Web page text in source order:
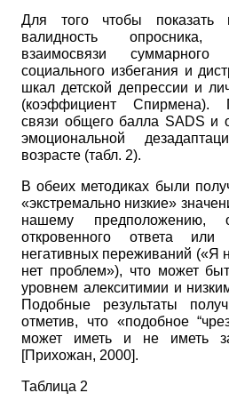
Для того чтобы показать
валидность
взаимосвязи
социального избегания и
шкал детской депрессии и
(коэффициент Спирмена).
связи общего балла SADS и
эмоциональной
возрасте (табл. 2).
В обеих методиках были
«экстремально низкие»
нашему предположению,
откровенного ответа или
негативных переживаний («Я
нет проблем»), что может
уровнем алекситимии и
Подобные результаты
отметив, что «подобное
может иметь и не иметь
[Прихожан, 2000].
Таблица 2